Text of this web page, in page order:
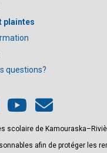
afin de protéger les
communiqués. Les
services scolaire de
Conception Web
sociaux